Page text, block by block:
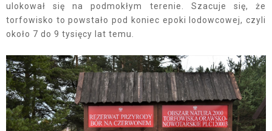
ulokował się na podmokłym terenie. Szacuje się, że
torfowisko to powstało pod koniec epoki lodowcowej, czyli
około 7 do 9 tysięcy lat temu.